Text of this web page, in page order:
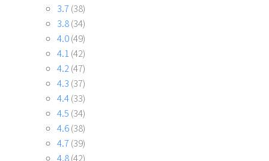
3.7 (38)
3.8(34)
4.0(49)
4.1 (42)
4.2 (47)
4.3 (37)
4.4(33)
4.5 (34)
4.6(38)
4.7 (39)
4.8(42)